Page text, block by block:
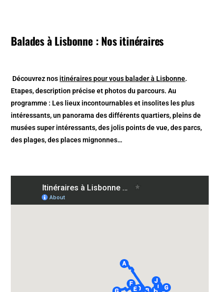
Balades à Lisbonne : Nos itinéraires
Découvrez nos itinéraires pour vous balader à Lisbonne.
Etapes, description précise et photos du parcours. Au
programme : Les lieux incontournables et insolites les plus
intéressants, un panorama des différents quartiers, pleins de
musées super intéressants, des jolis points de vue, des parcs,
des plages, des places mignonnes…